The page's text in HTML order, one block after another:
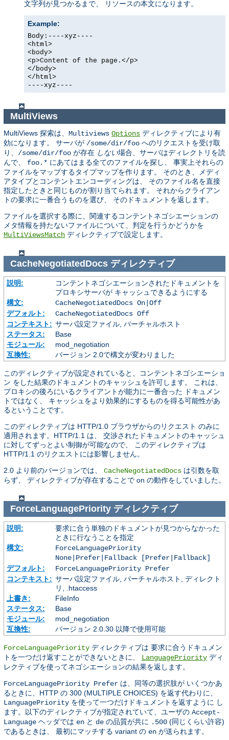
文字列が見つかるまで、 リソースの本文になります。
Example:
Body:----xyz----
<html>
<body>
<p>Content of the page.</p>
</body>
</html>
----xyz----
MultiViews
MultiViews 探索は、 Multiviews Options ディレクティブにより有
効になります。 サーバが /some/dir/foo へのリクエストを受け取
り、 /some/dir/foo が存在 しない場合、サーバはディレクトリを読
んで、 foo.* にあてはまる全てのファイルを探し、 事実上それらの
ファイルをマップするタイプマップを作ります。 そのとき、メディ
アタイプとコンテントエンコーディングは、 そのファイル名を直接
指定したときと同じものが割り当てられます。 それからクライアン
トの要求に一番合うものを選び、 そのドキュメントを返します。
ファイルを選択する際に、関連するコンテントネゴシエーションの
メタ情報を持たないファイルについて、判定を行うかどうかを
MultiViewsMatch ディレクティブで設定します。
CacheNegotiatedDocsディレクティブ
説明:
コンテントネゴシエーションされたドキュメントを
プロキシサーバが キャッシュできるようにする
構文:
CacheNegotiatedDocs On|Off
デフォルト:
CacheNegotiatedDocs Off
コンテキスト: サーバ設定ファイル, バーチャルホスト
ステータス:
Base
モジュール:
mod_negotiation
互換性:
バージョン 2.0で構文が変わりました
このディレクティブが設定されていると、コンテントネゴシエーショ
ン をした結果のドキュメントのキャッシュを許可します。 これは、
プロキシの後ろにいるクライアントが能力に一番合った ドキュメン
トではなく、 キャッシュをより効果的にするものを得る可能性があ
るということです。
このディレクティブは HTTP/1.0 ブラウザからのリクエスト のみに
適用されます。HTTP/1.1 は、 交渉されたドキュメントのキャッシュ
に対してずっとよい制御が可能なので、 このディレクティブは
HTTP/1.1 のリクエストには影響しません。
2.0 より前のバージョンでは、 CacheNegotiatedDocs は引数を取
らず、 ディレクティブが存在することで on の動作をしていました。
ForceLanguagePriorityディレクティブ
説明:
要求に合う単独のドキュメントが見つからなかった
ときに行なうことを指定
構文:
ForceLanguagePriority
None|Prefer|Fallback [Prefer|Fallback]
デフォルト:
ForceLanguagePriority Prefer
コンテキスト: サーバ設定ファイル, バーチャルホスト, ディレクト
リ, .htaccess
上書き:
FileInfo
ステータス:
Base
モジュール:
mod_negotiation
互換性:
バージョン 2.0.30 以降で使用可能
ForceLanguagePriority ディレクティブは 要求に合うドキュメン
トを一つだけ返すことができないときに、 LanguagePriority ディ
レクティブを使ってネゴシエーションの結果を返します。
ForceLanguagePriority Prefer は、同等の選択肢が いくつかあ
るときに、HTTP の 300 (MULTIPLE CHOICES) を返す代わりに、
LanguagePriority を使って一つだけドキュメントを返すように し
ます。以下のディレクティブが指定されていて、ユーザの Accept-
Language ヘッダでは en と de の品質が共に .500 (同じくらい許容)
であるときは、 最初にマッチする variant の en が送られます。